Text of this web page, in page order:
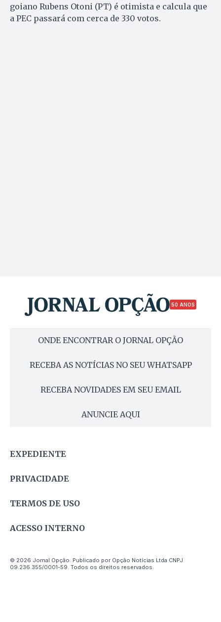
goiano Rubens Otoni (PT) é otimista e calcula que
a PEC passará com cerca de 330 votos.
50 ANOS
ONDE ENCONTRAR O JORNAL OPÇÃO
RECEBA AS NOTÍCIAS NO SEU WHATSAPP
RECEBA NOVIDADES EM SEU EMAIL
ANUNCIE AQUI
EXPEDIENTE
PRIVACIDADE
TERMOS DE USO
ACESSO INTERNO
© 2026 Jornal Opção. Publicado por Opção Notícias Ltda CNPJ
09.236.355/0001-59. Todos os direitos reservados.